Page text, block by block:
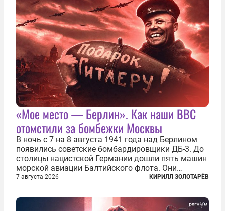
«Мое место — Берлин». Как наши ВВС
отомстили за бомбежки Москвы
В ночь с 7 на 8 августа 1941 года над Берлином
появились советские бомбардировщики ДБ-3. До
столицы нацистской Германии дошли пять машин
морской авиации Балтийского флота. Они
сбросили бомбы на город, который в тот момент
жил в полной уверенности, что война идет где-то
далеко на востоке, Красная...
7 августа 2026 КИРИЛЛ ЗОЛОТАРЁВ